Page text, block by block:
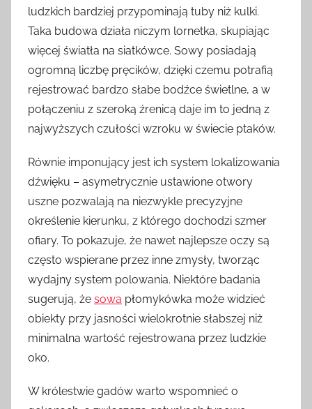
ludzkich bardziej przypominają tuby niż kulki.
Taka budowa działa niczym lornetka, skupiając
więcej światła na siatkówce. Sowy posiadają
ogromną liczbę pręcików, dzięki czemu potrafią
rejestrować bardzo słabe bodźce świetlne, a w
połączeniu z szeroką źrenicą daje im to jedną z
najwyższych czułości wzroku w świecie ptaków.
Równie imponujący jest ich system lokalizowania
dźwięku – asymetrycznie ustawione otwory
uszne pozwalają na niezwykle precyzyjne
określenie kierunku, z którego dochodzi szmer
ofiary. To pokazuje, że nawet najlepsze oczy są
często wspierane przez inne zmysły, tworząc
wydajny system polowania. Niektóre badania
sugerują, że sowa płomykówka może widzieć
obiekty przy jasności wielokrotnie słabszej niż
minimalna wartość rejestrowana przez ludzkie
oko.
W królestwie gadów warto wspomnieć o